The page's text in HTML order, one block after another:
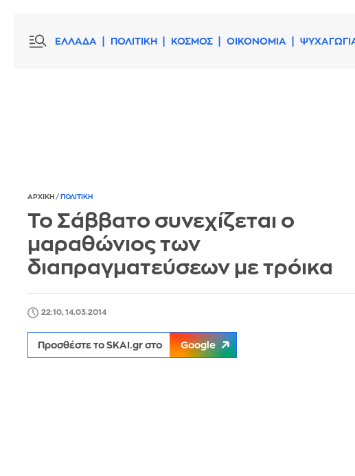
ΕΛΛΑΔΑ ΠΟΛΙΤΙΚΗ ΚΟΣΜΟΣ ΟΙΚΟΝΟΜΙΑ
ΑΡΧΙΚΗ / ΠΟΛΙΤΙΚΗ
Το Σάββατο συνεχίζεται ο
μαραθώνιος των
διαπραγματεύσεων με τρόικα
22:10, 14.03.2014
Προσθέστε το SKAI.gr στο Google